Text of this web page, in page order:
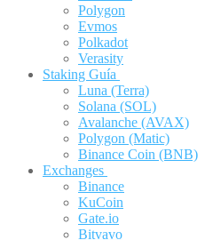
Polygon
Evmos
Polkadot
Verasity
Staking Guía
Luna (Terra)
Solana (SOL)
Avalanche (AVAX)
Polygon (Matic)
Binance Coin (BNB)
Exchanges
Binance
KuCoin
Gate.io
Bitvavo